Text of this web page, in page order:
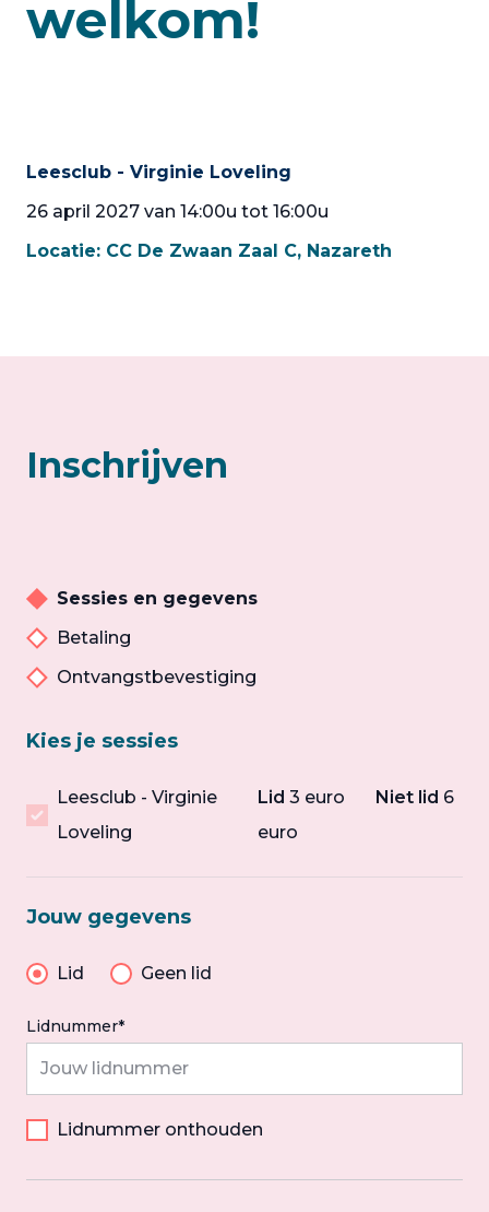
welkom!
Leesclub - Virginie Loveling
26 april 2027 van 14:00u tot 16:00u
Locatie: CC De Zwaan Zaal C, Nazareth
Inschrijven
Sessies en gegevens
Betaling
Ontvangstbevestiging
Kies je sessies
Leesclub - Virginie
Loveling
Lid 3 euro Niet lid 6
euro
Jouw gegevens
Lid Geen lid
Lidnummer*
Lidnummer onthouden